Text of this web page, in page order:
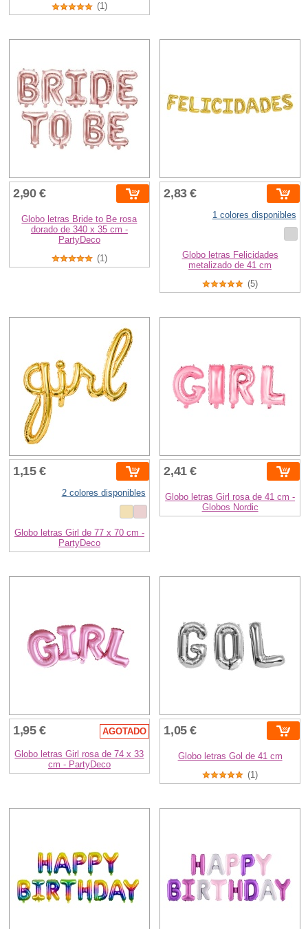
(1)
2,90 €
Globo letras Bride to Be rosa
dorado de 340 x 35 cm -
PartyDeco
(1)
2,83 €
1 colores disponibles
Globo letras Felicidades
metalizado de 41 cm
(5)
1,15 €
2 colores disponibles
Globo letras Girl de 77 x 70 cm -
PartyDeco
2,41 €
Globo letras Girl rosa de 41 cm -
Globos Nordic
1,95 € AGOTADO
Globo letras Girl rosa de 74 x 33
cm - PartyDeco
1,05 €
Globo letras Gol de 41 cm
(1)